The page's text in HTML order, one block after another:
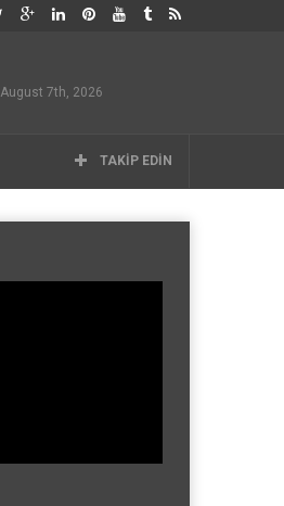
August 7th, 2026
TAKIP EDIN